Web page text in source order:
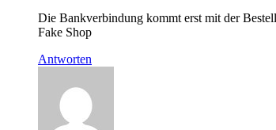
Die Bankverbindung kommt erst mit der
Fake Shop
Antworten